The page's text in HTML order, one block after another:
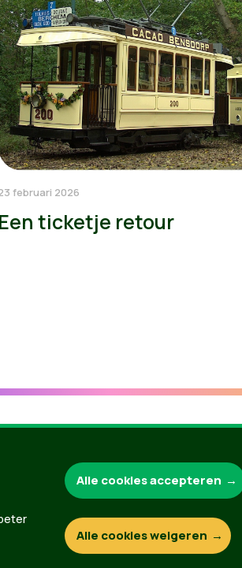
februari 2026
Een ticketje retour
Groen.be
Alle cookies accepteren
Alle cookies weigeren